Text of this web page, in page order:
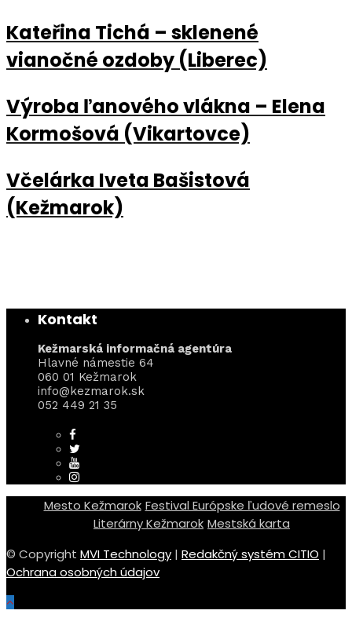
Kateřina Tichá – sklenené
vianočné ozdoby (Liberec)
Výroba ľanového vlákna – Elena
Kormošová (Vikartovce)
Včelárka Iveta Bašistová
(Kežmarok)
Kontakt
Kežmarská informačná agentúra
Hlavné námestie 64
060 01 Kežmarok
info@kezmarok.sk
052 449 21 35
Mesto Kežmarok Festival Európske ľudové remeslo
Literárny Kežmarok Mestská karta
© Copyright MVI Technology | Redakčný systém CITIO |
Ochrana osobných údajov